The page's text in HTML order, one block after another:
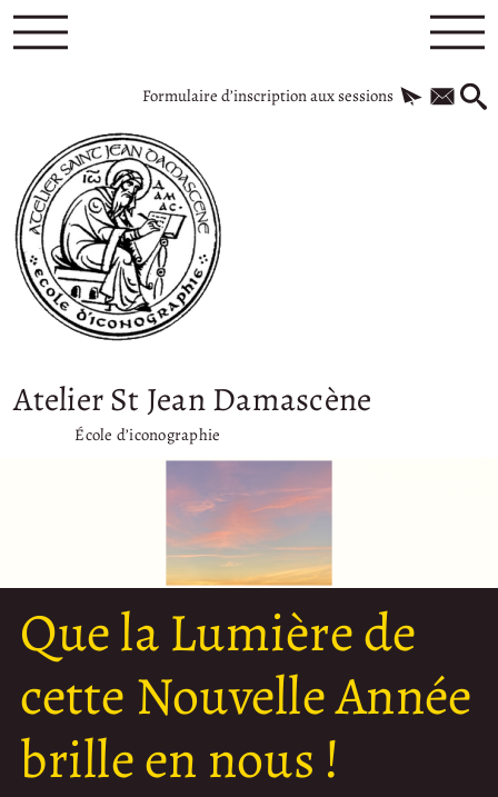
Formulaire d’inscription aux sessions
Atelier St Jean Damascène
École d’iconographie
Que la Lumière de
cette Nouvelle Année
brille en nous !